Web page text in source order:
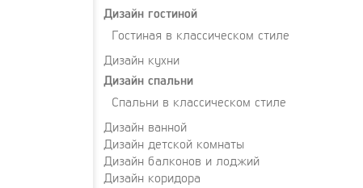
Дизайн гостиной
Гостиная в классическом стиле
Дизайн кухни
Дизайн спальни
Спальни в классическом стиле
Дизайн ванной
Дизайн детской комнаты
Дизайн балконов и лоджий
Дизайн коридора